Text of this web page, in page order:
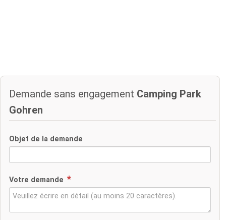
Demande sans engagement Camping Park
Gohren
Objet de la demande
Votre demande